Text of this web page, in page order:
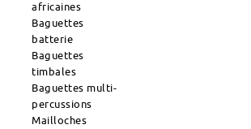
africaines
Baguettes
batterie
Baguettes
timbales
Baguettes multi-
percussions
Mailloches